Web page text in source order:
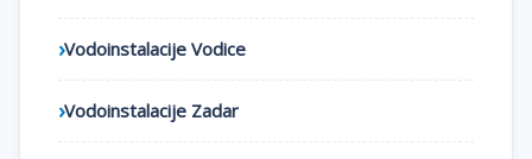
Vodoinstalacije Vodice
Vodoinstalacije Zadar